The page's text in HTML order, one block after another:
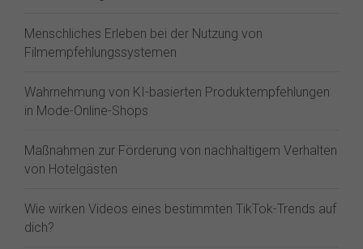
Menschliches Erleben bei der Nutzung von
Filmempfehlungssystemen
Wahrnehmung von KI-basierten Produktempfehlungen
in Mode-Online-Shops
Maßnahmen zur Förderung von nachhaltigem Verhalten
von Hotelgästen
Wie wirken Videos eines bestimmten TikTok-Trends auf
dich?